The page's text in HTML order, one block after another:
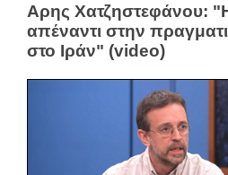
Aρης Χατζηστεφάνου:
απέναντι στην
στο Ιράν" (video)